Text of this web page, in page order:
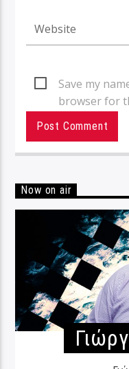
Save my
browser for
Now on air